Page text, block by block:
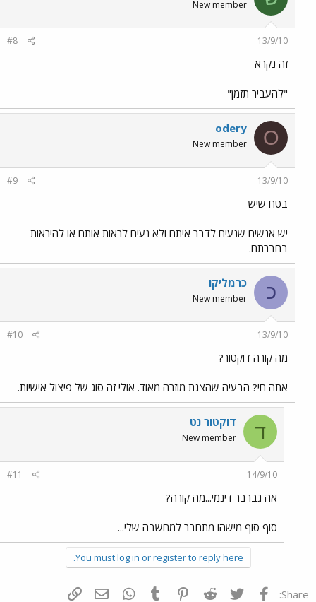
New member
13/9/10
#8
זה נקרא
"להעביר תזמן"
O
odery
New member
13/9/10
#9
בטח שיש
יש אנשים שנעים לדבר איתם ולא נעים לראות אותם או להיראות
בחברתם.
כ כרמליקו
New member
13/9/10
#10
מה קורה דוקטור?
אתה חי? הבעיה שהצגת מוזרה מאוד. אולי זה סוג של פיצול אישיות.
ד דוקטור נט
New member
14/9/10
#11
אה גברבר דינמי...מה קורה?
סוף סוף מישהו מתחבר למחשבה שלי...
You must log in or register to reply here.
Share: פייסבוק Twitter
Reddit
Pinterest
Tumblr
WhatsAppדואר אלקטרוני